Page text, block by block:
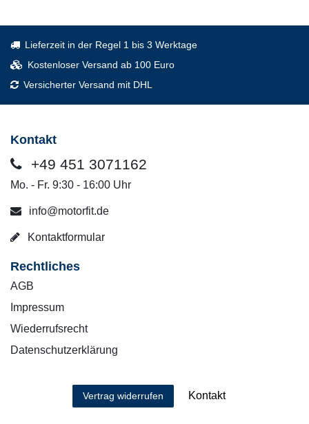
Lieferzeit in der Regel 1 bis 3 Werktage
Kostenloser Versand ab 100 Euro
Versicherter Versand mit DHL
Kontakt
+49 451 3071162
Mo. - Fr. 9:30 - 16:00 Uhr
info@motorfit.de
Kontaktformular
Rechtliches
AGB
Impressum
Wiederrufsrecht
Datenschutzerklärung
Vertrag widerrufen Kontakt